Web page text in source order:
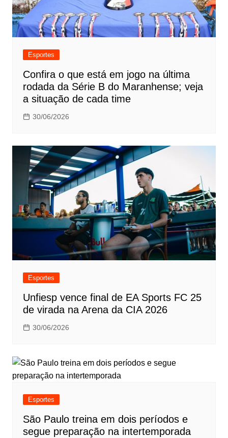
Esportes
Confira o que está em jogo na última
rodada da Série B do Maranhense; veja
a situação de cada time
30/06/2026
Esportes
Unfiesp vence final de EA Sports FC 25
de virada na Arena da CIA 2026
30/06/2026
Esportes
São Paulo treina em dois períodos e
segue preparação na intertemporada